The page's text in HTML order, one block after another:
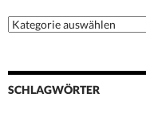
Kategorien
SCHLAGWÖRTER